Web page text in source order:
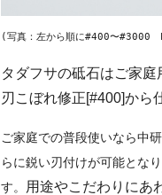
(写真：左から順に#400〜
タダフサの砥石はご家庭
刃こぼれ修正[#400]から
ご家庭での普段使いなら中
らに鋭い刃付けが可能とな
す。
用途やこだわり にあ